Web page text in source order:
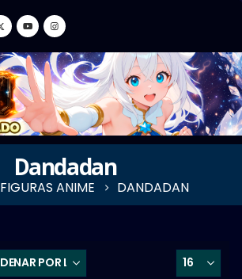
Dandadan
FIGURAS ANIME DANDADAN